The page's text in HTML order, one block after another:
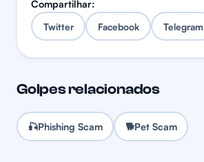
Compartilhar:
Twitter
Facebook Telegram
Golpes relacionados
🎣Phishing Scam 🐕Pet Scam